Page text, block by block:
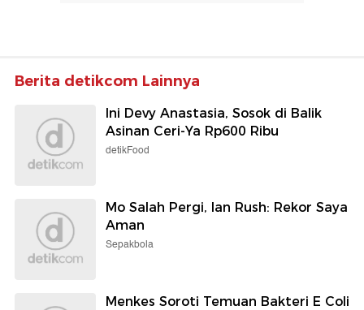
Berita detikcom Lainnya
Ini Devy Anastasia, Sosok di Balik
Asinan Ceri-Ya Rp600 Ribu
detikFood
Mo Salah Pergi, Ian Rush: Rekor Saya
Aman
Sepakbola
Menkes Soroti Temuan Bakteri E Coli